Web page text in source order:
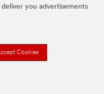
you advertisements
Cookies